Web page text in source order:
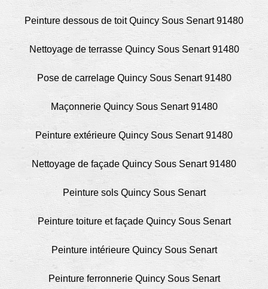
Peinture dessous de toit Quincy Sous Senart 91480
Nettoyage de terrasse Quincy Sous Senart 91480
Pose de carrelage Quincy Sous Senart 91480
Maçonnerie Quincy Sous Senart 91480
Peinture extérieure Quincy Sous Senart 91480
Nettoyage de façade Quincy Sous Senart 91480
Peinture sols Quincy Sous Senart
Peinture toiture et façade Quincy Sous Senart
Peinture intérieure Quincy Sous Senart
Peinture ferronnerie Quincy Sous Senart